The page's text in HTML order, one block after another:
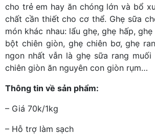
cho trẻ em hay ăn chóng lớn và bổ
chất cần thiết cho cơ thể. Ghẹ sữa
món khác nhau: lẩu ghẹ, ghẹ hấp,
bột chiên giòn, ghẹ chiên bơ, ghẹ
ngon nhất vẫn là ghẹ sữa rang
chiên giòn ăn nguyên con giòn rụm…
Thông tin về sản phẩm:
– Giá 70k/1kg
– Hỗ trợ làm sạch